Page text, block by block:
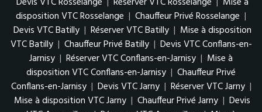
disposition VTC Rosselange | Chauffeur Privé Rosselange |
Devis VTC Batilly | Réserver VTC Batilly | Mise à disposition
VTC Batilly | Chauffeur Privé Batilly | Devis VTC Conflans-en-
Jarnisy | Réserver VTC Conflans-en-Jarnisy | Mise à
disposition VTC Conflans-en-Jarnisy | Chauffeur Privé
Conflans-en-Jarnisy | Devis VTC Jarny | Réserver VTC Jarny |
Mise à disposition VTC Jarny | Chauffeur Privé Jarny | Devis